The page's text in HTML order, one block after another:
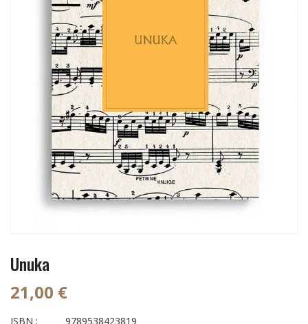
Unuka
21,00 €
ISBN :
9789538423819